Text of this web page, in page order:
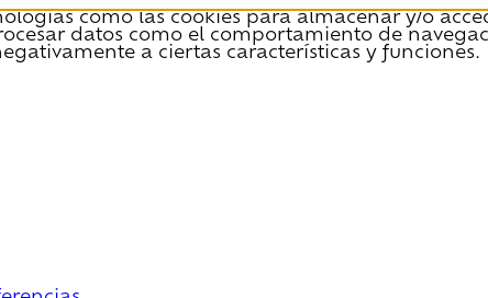
como las cookies para almacenar y/o
datos como el comportamiento de
a ciertas características y funciones.